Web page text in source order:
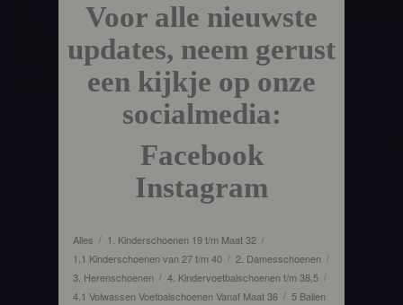
Voor alle nieuwste
updates, neem gerust
een kijkje op onze
socialmedia:
Facebook
Instagram
Alles / 1. Kinderschoenen 19 t/m Maat 32 /
1.1 Kinderschoenen van 27 t/m 40 / 2. Damesschoenen /
3. Herenschoenen / 4. Kindervoetbalschoenen t/m 38,5 /
4.1 Volwassen Voetbalschoenen Vanaf Maat 36 / 5 Ballen